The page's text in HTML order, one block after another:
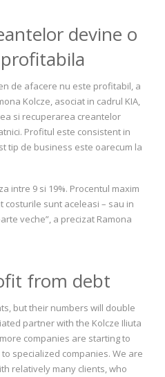
devine o
de afacere nu este profitabil, a
Kolcze, asociat in cadrul KIA,
si recuperarea creantelor
Profitul este consistent in
tip de business este oarecum la
intre 9 si 19%. Procentul maxim
costurile sunt aceleasi – sau in
veche”, a precizat Ramona
from debt
but their numbers will double
partner with the Kolcze Iliuta
companies are starting to
specialized companies. We are
relatively many clients, who